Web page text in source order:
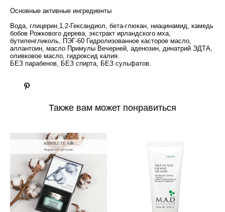
Основные активные ингредиенты
Вода, глицерин,1,2-Гександиол, бета-глюкан, ниацинамид, камедь
бобов Рожкового дерева, экстракт ирландского мха,
бутиленгликоль, ПЭГ-60 Гидролизованное касторое масло,
аллантоин, масло Примулы Вечерней, аденозин, динатрий ЭДТА,
оливковое масло, гидроксид калия.
БЕЗ парабенов, БЕЗ спирта, БЕЗ сульфатов.
Также вам может понравиться